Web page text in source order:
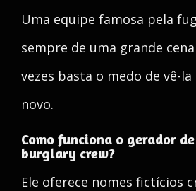
Uma equipe famosa pela
sempre de uma grande
vezes basta o medo de vê-
novo.
Como funciona o gerador
burglary crew?
Ele oferece nomes fictícios